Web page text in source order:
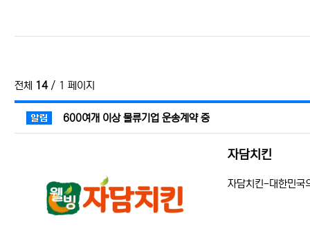
전체 14/ 1 페이지
공지사항
600여개 이상 물류기업 운송계약 중
자담치킨
등록일
조회
자담치킨-대한민국